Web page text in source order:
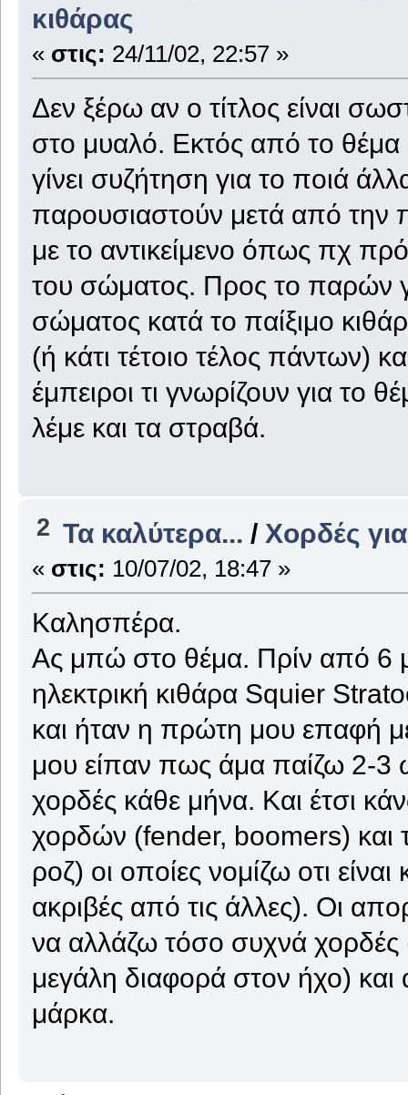
κιθάρας
« στις: 24/11/02, 22:57 »
Δεν ξέρω αν ο τίτλος είναι
στο μυαλό. Εκτός από το θέμα
γίνει συζήτηση για το ποιά
παρουσιαστούν μετά από την
με το αντικείμενο όπως πχ
του σώματος. Προς το παρών
σώματος κατά το παίξιμο
(ή κάτι τέτοιο τέλος πάντων)
έμπειροι τι γνωρίζουν για το
λέμε και τα στραβά.
2 Τα καλύτερα... / Χορδές
« στις: 10/07/02, 18:47 »
Καλησπέρα.
Ας μπώ στο θέμα. Πρίν από 6
ηλεκτρική κιθάρα Squier
και ήταν η πρώτη μου επαφή
μου είπαν πως άμα παίζω 2-3
χορδές κάθε μήνα. Και έτσι
χορδών (fender, boomers) και
ροζ) οι οποίες νομίζω οτι είναι
ακριβές από τις άλλες). Οι
να αλλάζω τόσο συχνά
μεγάλη διαφορά στον ήχο) και
μάρκα.